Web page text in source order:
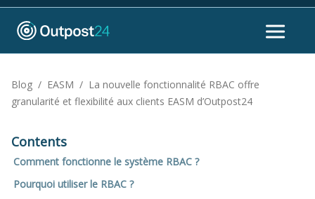
Blog / EASM / La nouvelle fonctionnalité RBAC offre
granularité et flexibilité aux clients EASM d’Outpost24
Contents
Comment fonctionne le système RBAC ?
Pourquoi utiliser le RBAC ?